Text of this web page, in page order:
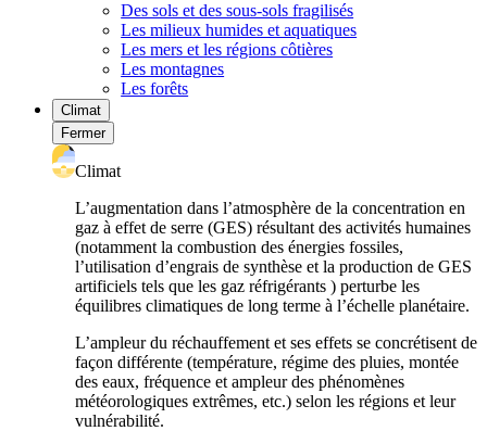
Des sols et des sous-sols fragilisés
Les milieux humides et aquatiques
Les mers et les régions côtières
Les montagnes
Les forêts
Climat
Fermer
Climat
L’augmentation dans l’atmosphère de la concentration en
gaz à effet de serre (GES) résultant des activités humaines
(notamment la combustion des énergies fossiles,
l’utilisation d’engrais de synthèse et la production de GES
artificiels tels que les gaz réfrigérants ) perturbe les
équilibres climatiques de long terme à l’échelle planétaire.
L’ampleur du réchauffement et ses effets se concrétisent de
façon différente (température, régime des pluies, montée
des eaux, fréquence et ampleur des phénomènes
météorologiques extrêmes, etc.) selon les régions et leur
vulnérabilité.